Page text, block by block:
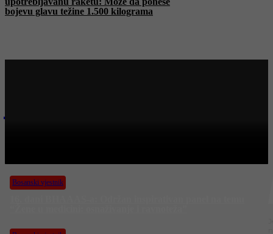
bojevu glavu težine 1.500 kilograma
Bosanski vjestnik